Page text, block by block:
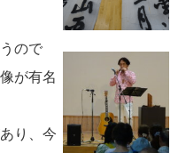
ので
が有名
り、今